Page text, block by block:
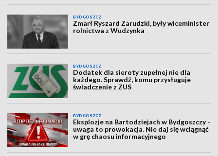
BYDGOSZCZ
Zmarł Ryszard Zarudzki, były wiceminister
rolnictwa z Wudzynka
BYDGOSZCZ
Dodatek dla sieroty zupełnej nie dla
każdego. Sprawdź, komu przysługuje
świadczenie z ZUS
BYDGOSZCZ
Eksplozje na Bartodziejach w Bydgoszczy -
uwaga to prowokacja. Nie daj się wciągnąć
w grę chaosu informacyjnego